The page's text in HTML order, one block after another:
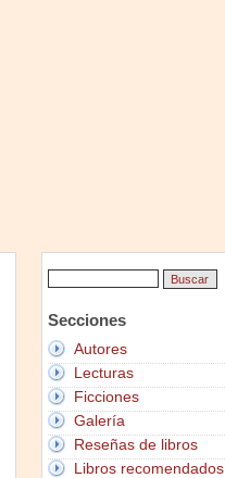
Secciones
Autores
Lecturas
Ficciones
Galería
Reseñas de libros
Libros recomendados